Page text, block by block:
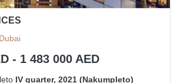
- 1 483 000 AED
IV quarter, 2021 (Nakumpleto)